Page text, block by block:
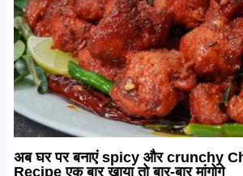
अब घर पर बनाएं spicy और crunchy
Recipe एक बार खाया तो बार-बार मांगोगे